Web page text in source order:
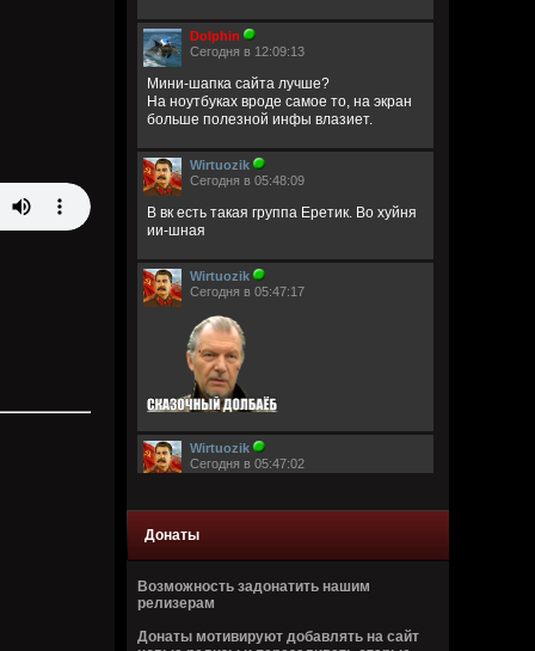
Dolphin
Сегодня в 12:09:13
Мини-шапка сайта лучше?
На ноутбуках вроде самое то, на экран
больше полезной инфы влазиет.
Wirtuozik
Сегодня в 05:48:09
В вк есть такая группа Еретик. Во хуйня
ии-шная
Wirtuozik
Сегодня в 05:47:17
Wirtuozik
Сегодня в 05:47:02
Сегодня в 05:46:44
Донаты
Возможность задонатить нашим
релизерам
Донаты мотивируют добавлять на сайт